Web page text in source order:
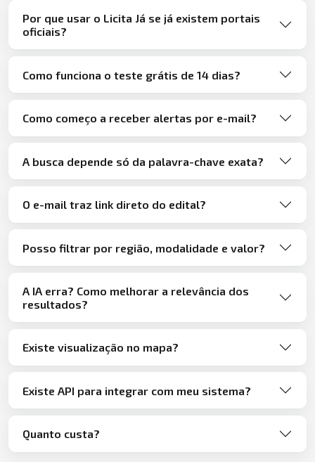
Por que usar o Licita Já se já existem portais
oficiais?
Como funciona o teste grátis de 14 dias?
Como começo a receber alertas por e-mail?
A busca depende só da palavra-chave exata?
O e-mail traz link direto do edital?
Posso filtrar por região, modalidade e valor?
A IA erra? Como melhorar a relevância dos
resultados?
Existe visualização no mapa?
Existe API para integrar com meu sistema?
Quanto custa?